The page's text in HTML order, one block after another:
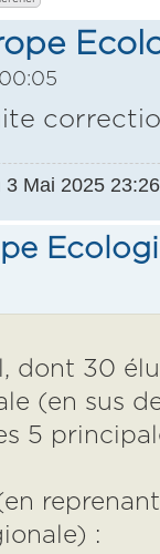
3 Mai 2025
dont 30
(en sus
5
: